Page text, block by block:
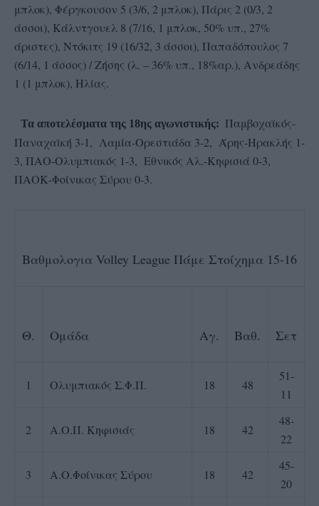
μπλοκ), Φέργκουσον 5 (3/6, 2 μπλοκ), Πάρις 2 (0/3, 2
άσσοι), Κάλντγουελ 8 (7/16, 1 μπλοκ, 50% υπ., 27%
άριστες), Ντόκιτς 19 (16/32, 3 άσσοι), Παπαδόπουλος 7
(6/14, 1 άσσος) / Ζήσης (λ. – 36% υπ., 18%αρ.), Ανδρεάδης
1 (1 μπλοκ), Ηλίας.
Τα αποτελέσματα της 18ης αγωνιστικής: Παμβοχαϊκός-
Παναχαϊκή 3-1, Λαμία-Ορεστιάδα 3-2, Άρης-Ηρακλής 1-
3, ΠΑΟ-Ολυμπιακός 1-3, Εθνικός Αλ.-Κηφισιά 0-3,
ΠΑΟΚ-Φοίνικας Σύρου 0-3.
Βαθμολογια Volley League Πάμε Στοίχημα 15-16
Θ. Ομάδα Αγ. Βαθ. Σετ
1 Ολυμπιακός Σ.Φ.Π. 18 48
51-
11
2 Α.Ο.Π. Κηφισιάς 18 42
48-
22
3 Α.Ο.Φοίνικας Σύρου 18 42
45-
20